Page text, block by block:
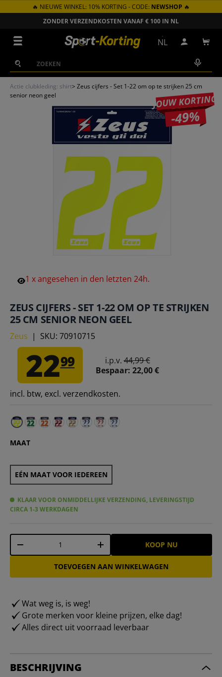
GA NAAR INHOUD
🔥 NIEUWE WINKEL: 10% KORTING - CODE: NEWSHOP 🔥
ZONDER VERZENDKOSTEN VANAF € 100 IN NL
Zoeken
Zoeken
NL Inloggen
Actie clubkleding: shirt> Zeus cijfers - Set 1-22 om op te strijken 25 cm
senior neon geel
JOUW KORTING
-49%
1 xangesehen in den letzten 24h.
ZEUS CIJFERS - SET 1-22 OM OP TE STRIJKEN
25 CM SENIOR NEON GEEL
Zeus | SKU: 70910715
2299 i.p.v.44,99 €
Bespaar: 22,00 €
incl. btw, excl. verzendkosten.
MAAT
EÉN MAAT VOOR IEDEREEN
KLAAR VOOR ONMIDDELLIJKE VERZENDING, LEVERINGSTIJD
CIRCA 1-3 WERKDAGEN
Aantal
-
+ KOOP NU
TOEVOEGEN AAN WINKELWAGEN
Wat weg is, is weg!
Grote merken voor kleine prijzen, elke dag!
Alles direct uit voorraad leverbaar
BESCHRIJVING